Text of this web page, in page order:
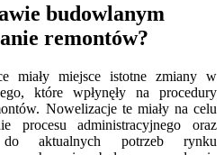
budowlanym
remontów?
miały miejsce istotne zmiany w
które wpłynęły na procedury
Nowelizacje te miały na celu
procesu administracyjnego oraz
do aktualnych potrzeb rynku